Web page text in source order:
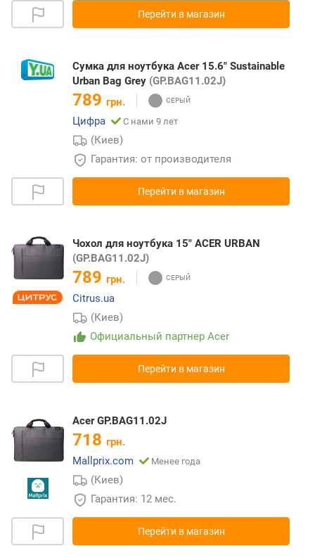
Перейти в магазин
Сумка для ноутбука Acer 15.6" Sustainable
Urban Bag Grey (GP.BAG11.02J)
789 грн.
Цифра
С нами 9 лет
(Киев)
Гарантия: от производителя
Перейти в магазин
Чохол для ноутбука 15" ACER URBAN
(GP.BAG11.02J)
789 грн.
Citrus.ua
(Киев)
Официальный партнер Acer
Перейти в магазин
Acer GP.BAG11.02J
718 грн.
Mallprix.com
Менее года
(Киев)
Гарантия: 12 мес.
Перейти в магазин